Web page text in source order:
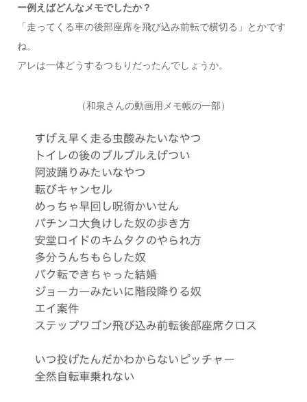
ー例えばどんなメモでしたか？
「走ってくる車の後部座席を飛び込み前転で横切る」とかです
ね。
アレは一体どうするつもりだったんでしょうか。
（和泉さんの動画用メモ帳の一部）